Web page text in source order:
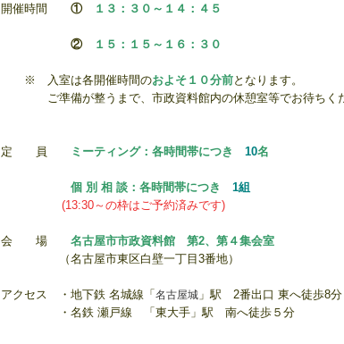
開催時間 ① １３：３０～１４：４５
② １５：１５ ～１６：３０
※ 入室は各開催時間のおよそ１０分前となります。
ご準備が整うまで、市政資料館内の休憩室等でお待ちくだ
定 員 ミーティング：各時間帯につき 10名
個 別 相 談：各時間帯につき
1組
(13:30～の枠はご予約済みです)
会 場
名古屋市市政資料館 第2、第４集会室
（名古屋市東区白壁一丁目3番地）
アクセス ・地下鉄 名城線「 名古屋城 」駅 2番出口 東へ徒歩8分
・名鉄 瀬戸線 「東大手」駅 南へ徒歩５分